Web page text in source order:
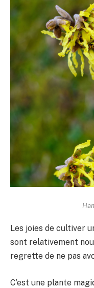
Les joies de cultiver
sont relativement
regrette de ne pas
C’est une plante